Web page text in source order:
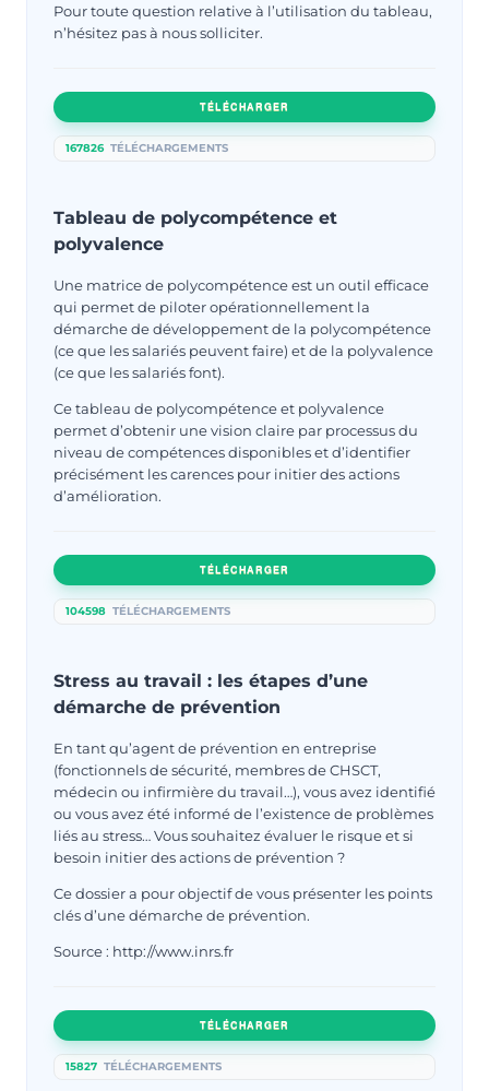
Pour toute question relative à l’utilisation du tableau,
n’hésitez pas à nous solliciter.
TÉLÉCHARGER
167826 TÉLÉCHARGEMENTS
Tableau de polycompétence et
polyvalence
Une matrice de polycompétence est un outil efficace
qui permet de piloter opérationnellement la
démarche de développement de la polycompétence
(ce que les salariés peuvent faire) et de la polyvalence
(ce que les salariés font).
Ce tableau de polycompétence et polyvalence
permet d’obtenir une vision claire par processus du
niveau de compétences disponibles et d’identifier
précisément les carences pour initier des actions
d’amélioration.
TÉLÉCHARGER
104598 TÉLÉCHARGEMENTS
Stress au travail : les étapes d’une
démarche de prévention
En tant qu’agent de prévention en entreprise
(fonctionnels de sécurité, membres de CHSCT,
médecin ou infirmière du travail…), vous avez identifié
ou vous avez été informé de l’existence de problèmes
liés au stress… Vous souhaitez évaluer le risque et si
besoin initier des actions de prévention ?
Ce dossier a pour objectif de vous présenter les points
clés d’une démarche de prévention.
Source : http://www.inrs.fr
TÉLÉCHARGER
15827 TÉLÉCHARGEMENTS